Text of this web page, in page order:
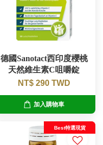
德國Sanotact西印度櫻桃
天然維生素C咀嚼錠
NT$ 290 TWD
加入購物車
Best特選現貨